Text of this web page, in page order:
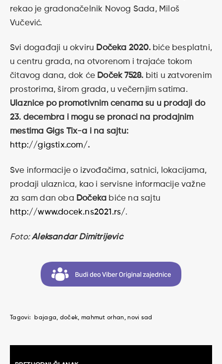
rekao je gradonačelnik Novog Sada, Miloš
Vučević.
Svi događaji u okviru Dočeka 2020. biće besplatni,
u centru grada, na otvorenom i trajaće tokom
čitavog dana, dok će Doček 7528. biti u zatvorenim
prostorima, širom grada, u večernjim satima.
Ulaznice po promotivnim cenama su u prodaji do
23. decembra i mogu se pronaći na prodajnim
mestima Gigs Tix-a i na sajtu:
http://gigstix.com/.
Sve informacije o izvođačima, satnici, lokacijama,
prodaji ulaznica, kao i servisne informacije važne
za sam dan oba Dočeka biće na sajtu
http://www.docek.ns2021.rs/.
Foto:Aleksandar Dimitrijević
Tagovi: bajaga doček mahmut orhan novi sad